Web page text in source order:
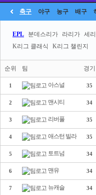
축구 야구 농구 배구
EPL 분데스리가 라리가 세리
K리그 클래식
K리그 챌린지
순위 팀 경기
1 아스널 35
2 맨시티 34
3 리버풀 35
4 애스턴 빌라 35
5 토트넘 34
6 맨유 34
7 뉴캐슬 34